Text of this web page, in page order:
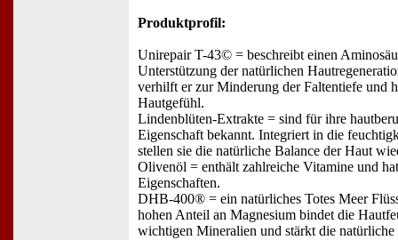
Produktprofil:
Unirepair T-43© = beschreibt einen
Unterstützung der natürlichen
verhilft er zur Minderung der Faltentiefe und
Hautgefühl.
Lindenblüten-Extrakte = sind für ihre
Eigenschaft bekannt. Integriert in die
stellen sie die natürliche Balance der Haut
Olivenöl = enthält zahlreiche Vitamine und
Eigenschaften.
DHB-400® = ein natürliches Totes Meer
hohen Anteil an Magnesium bindet die
wichtigen Mineralien und stärkt die